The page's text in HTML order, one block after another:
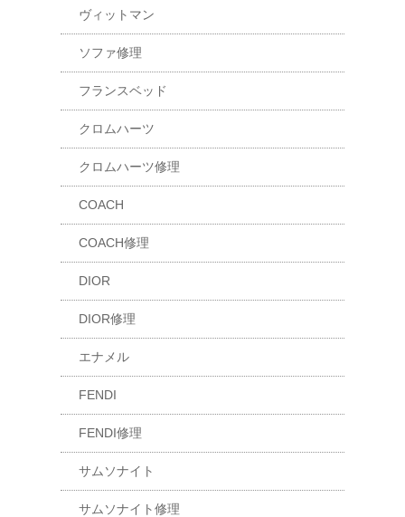
ヴィットマン
ソファ修理
フランスベッド
クロムハーツ
クロムハーツ修理
COACH
COACH修理
DIOR
DIOR修理
エナメル
FENDI
FENDI修理
サムソナイト
サムソナイト修理